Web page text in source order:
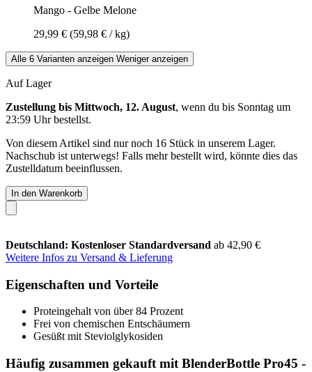
Mango - Gelbe Melone
29,99 € (59,98 € / kg)
Alle 6 Varianten anzeigen Weniger anzeigen
Auf Lager
Zustellung bis Mittwoch, 12. August, wenn du bis Sonntag um
23:59 Uhrbestellst.
Von diesem Artikel sind nur noch 16 Stück in unserem Lager.
Nachschub ist unterwegs! Falls mehr bestellt wird, könnte dies das
Zustelldatum beeinflussen.
In den Warenkorb
Deutschland: Kostenloser Standardversand ab 42,90 €
Weitere Infos zu Versand & Lieferung
Eigenschaften und Vorteile
Proteingehalt von über 84 Prozent
Frei von chemischen Entschäumern
Gesüßt mit Steviolglykosiden
Häufig zusammen gekauft mit BlenderBottle Pro45 -